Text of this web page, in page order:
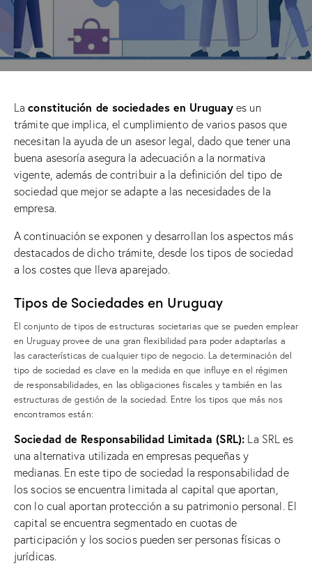
Laconstitución de sociedades en Uruguay es un
trámite que implica, el cumplimiento de varios pasos que
necesitan la ayuda de un asesor legal, dado que tener una
buena asesoría asegura la adecuación a la normativa
vigente, además de contribuir a la definición del tipo de
sociedad que mejor se adapte a las necesidades de la
empresa.
A continuación se exponen y desarrollan los aspectos más
destacados de dicho trámite, desde los tipos de sociedad
a los costes que lleva aparejado.
Tipos de Sociedades en Uruguay
El conjunto de tipos de estructuras societarias que se pueden emplear
en Uruguay provee de una gran flexibilidad para poder adaptarlas a
las características de cualquier tipo de negocio. La determinación del
tipo de sociedad es clave en la medida en que influye en el régimen
de responsabilidades, en las obligaciones fiscales y también en las
estructuras de gestión de la sociedad. Entre los tipos que más nos
encontramos están:
Sociedad de Responsabilidad Limitada (SRL): La SRL es
una alternativa utilizada en empresas pequeñas y
medianas. En este tipo de sociedad la responsabilidad de
los socios se encuentra limitada al capital que aportan,
con lo cual aportan protección a su patrimonio personal. El
capital se encuentra segmentado en cuotas de
participación y los socios pueden ser personas físicas o
jurídicas.